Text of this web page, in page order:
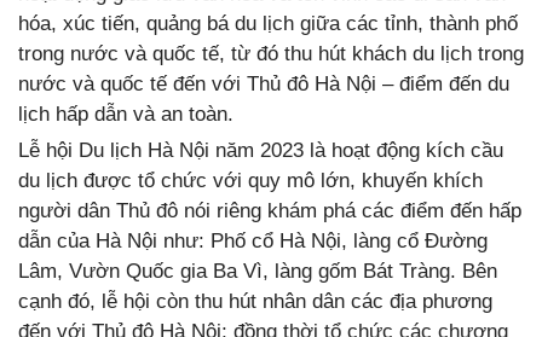
hóa, xúc tiến, quảng bá du lịch giữa các tỉnh, thành phố
trong nước và quốc tế, từ đó thu hút khách du lịch trong
nước và quốc tế đến với Thủ đô Hà Nội – điểm đến du
lịch hấp dẫn và an toàn.
Lễ hội Du lịch Hà Nội năm 2023 là hoạt động kích cầu
du lịch được tổ chức với quy mô lớn, khuyến khích
người dân Thủ đô nói riêng khám phá các điểm đến hấp
dẫn của Hà Nội như: Phố cổ Hà Nội, làng cổ Đường
Lâm, Vườn Quốc gia Ba Vì, làng gốm Bát Tràng. Bên
cạnh đó, lễ hội còn thu hút nhân dân các địa phương
đến với Thủ đô Hà Nội; đồng thời tổ chức các chương